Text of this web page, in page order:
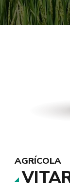
AGRÍCOLA